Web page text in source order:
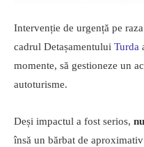
Intervenție de urgență pe
cadrul Detașamentului Turda
momente, să gestioneze un
autoturisme.
Deși impactul a fost serios,
însă un bărbat de